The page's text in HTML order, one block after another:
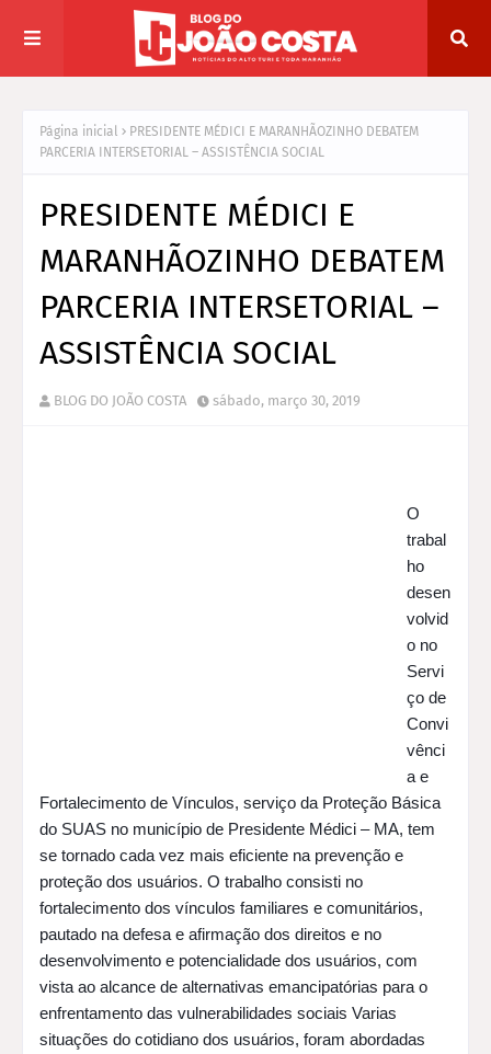
Página inicial
PRESIDENTE MÉDICI E MARANHÃOZINHO DEBATEM
PARCERIA INTERSETORIAL – ASSISTÊNCIA SOCIAL
PRESIDENTE MÉDICI E
MARANHÃOZINHO DEBATEM
PARCERIA INTERSETORIAL –
ASSISTÊNCIA SOCIAL
BLOG DO JOÃO COSTA sábado, março 30, 2019
O
trabal
desen
volvid
o no
Servi
ço de
Convi
vênci
a e
Fortalecimento de Vínculos, serviço da Proteção Básica
do SUAS no município de Presidente Médici – MA, tem
se tornado cada vez mais eficiente na prevenção e
proteção dos usuários. O trabalho consisti no
fortalecimento dos vínculos familiares e comunitários,
pautado na defesa e afirmação dos direitos e no
desenvolvimento e potencialidade dos usuários, com
vista ao alcance de alternativas emancipatórias para o
enfrentamento das vulnerabilidades sociais Varias
situações do cotidiano dos usuários, foram abordadas